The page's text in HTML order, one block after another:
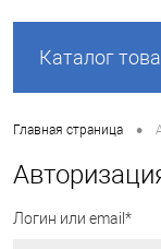
Каталог
Главная страница •
Логин или email*